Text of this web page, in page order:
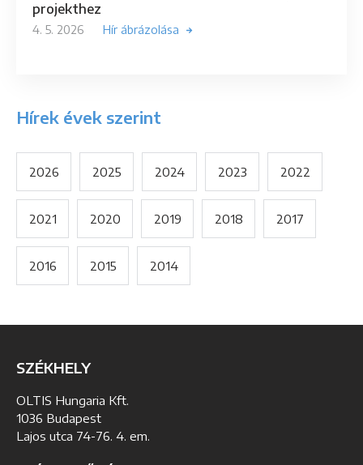
projekthez
4. 5. 2026 Hír ábrázolása
Hírek évek szerint
2026 2025 2024 2023 2022
2021 2020 2019 2018 2017
2016 2015 2014
SZÉKHELY
OLTIS Hungaria Kft.
1036 Budapest
Lajos utca 74-76. 4. em.